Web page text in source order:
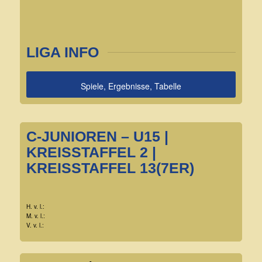
LIGA INFO
Spiele, Ergebnisse, Tabelle
C-JUNIOREN – U15 |
KREISSTAFFEL 2 |
KREISSTAFFEL 13(7ER)
H. v. l.:
M. v. l.:
V. v. l.: